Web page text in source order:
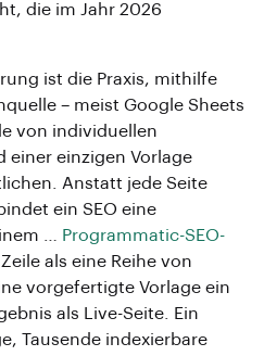
die im Jahr 2026
ist die Praxis, mithilfe
– meist Google Sheets
von individuellen
einer einzigen Vorlage
Anstatt jede Seite
ein SEO eine
…
Programmatic-SEO-
als eine Reihe von
vorgefertigte Vorlage ein
als Live-Seite. Ein
Tausende indexierbare